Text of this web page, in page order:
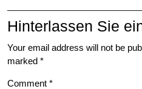
Hinterlassen Sie
Your email address will not be
marked *
Comment *